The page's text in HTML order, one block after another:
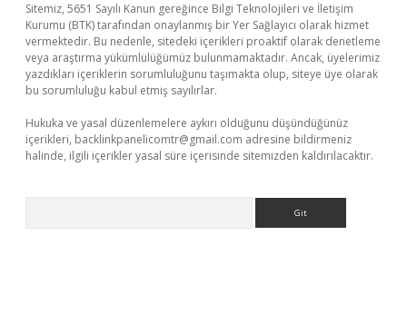
Sitemiz, 5651 Sayılı Kanun gereğince Bilgi Teknolojileri ve İletişim
Kurumu (BTK) tarafından onaylanmış bir Yer Sağlayıcı olarak hizmet
vermektedir. Bu nedenle, sitedeki içerikleri proaktif olarak denetleme
veya araştırma yükümlülüğümüz bulunmamaktadır. Ancak, üyelerimiz
yazdıkları içeriklerin sorumluluğunu taşımakta olup, siteye üye olarak
bu sorumluluğu kabul etmiş sayılırlar.
Hukuka ve yasal düzenlemelere aykırı olduğunu düşündüğünüz
içerikleri, backlinkpanelicomtr@gmail.com adresine bildirmeniz
halinde, ilgili içerikler yasal süre içerisinde sitemizden kaldırılacaktır.